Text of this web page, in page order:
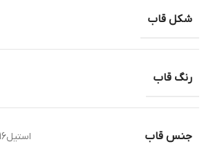
شکل قاب
رنگ قاب
جنس قاب استیل316 (ضد حساسیت)